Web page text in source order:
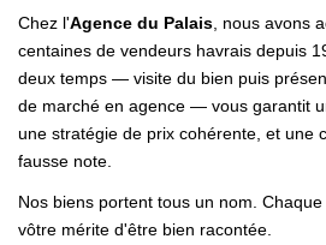
Chez l'Agence du Palais , nous avons
centaines de vendeurs havrais depuis
deux temps — visite du bien puis
de marché en agence — vous garantit
une stratégie de prix cohérente, et une
fausse note.
Nos biens portent tous un nom.
vôtre mérite d'être bien racontée.